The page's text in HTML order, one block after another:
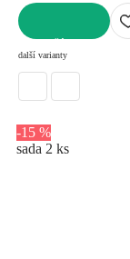
další varianty
-15 %
sada 2 ks